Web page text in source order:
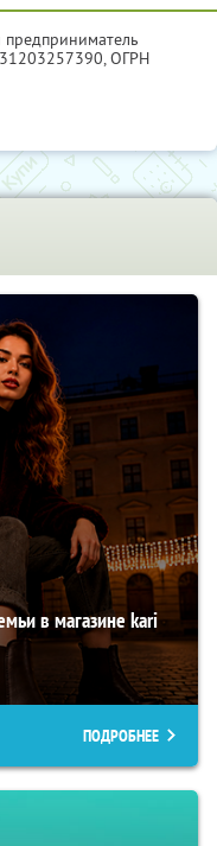
предприниматель
, ОГРН
в магазине kari
ПОДРОБНЕЕ